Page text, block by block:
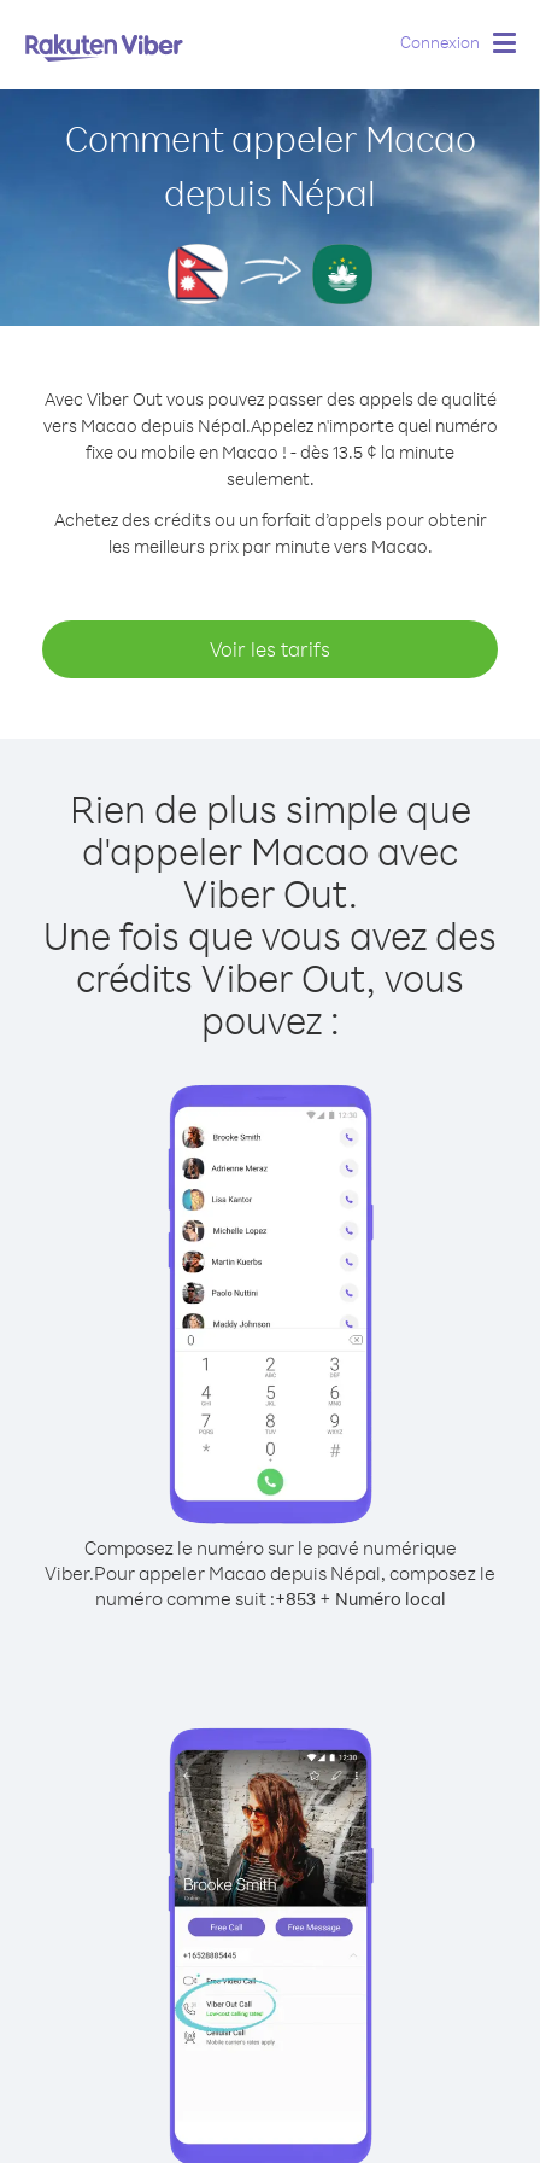
Connexion
Comment appeler Macao
depuis Népal
Avec Viber Out vous pouvez passer des appels de qualité
vers Macao depuis Népal.Appelez n'importe quel numéro
fixe ou mobile en Macao ! - dès 13.5 ¢ la minute
seulement.
Achetez des crédits ou un forfait d’appels pour obtenir
les meilleurs prix par minute vers Macao.
Voir les tarifs
Rien de plus simple que
d'appeler Macao avec
Viber Out.
Une fois que vous avez des
crédits Viber Out, vous
pouvez :
Composez le numéro sur le pavé numérique
Viber.Pour appeler Macao depuis Népal, composez le
numéro comme suit :+853+ Numéro local